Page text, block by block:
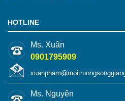
HOTLINE
Ms. Xuân
0901795909
Ms. Nguyên